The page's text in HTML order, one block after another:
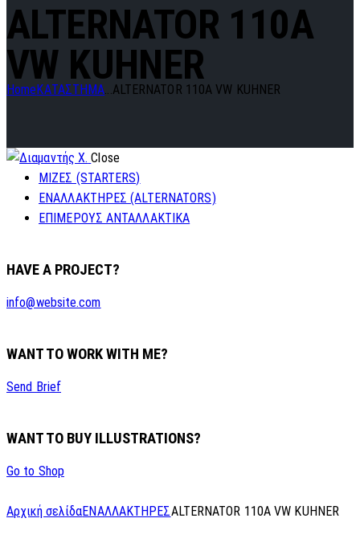
ALTERNATOR 110A
VW KUHNER
Home ΚΑΤΑΣΤΗΜΑ...ALTERNATOR 110A VW KUHNER
Close
ΜΙΖΕΣ (STARTERS)
ΕΝΑΛΛΑΚΤΗΡΕΣ (ALTERNATORS)
ΕΠΙΜΕΡΟΥΣ ΑΝΤΑΛΛΑΚΤΙΚΑ
HAVE A PROJECT?
info@website.com
WANT TO WORK WITH ME?
Send Brief
WANT TO BUY ILLUSTRATIONS?
Go to Shop
Αρχική σελίδαΕΝΑΛΛΑΚΤΗΡΕΣALTERNATOR 110A VW KUHNER